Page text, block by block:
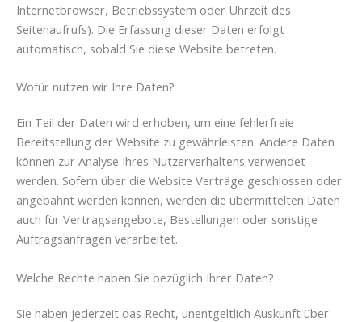
Internetbrowser, Betriebssystem oder Uhrzeit des
Seitenaufrufs). Die Erfassung dieser Daten erfolgt
automatisch, sobald Sie diese Website betreten.
Wofür nutzen wir Ihre Daten?
Ein Teil der Daten wird erhoben, um eine fehlerfreie
Bereitstellung der Website zu gewährleisten. Andere Daten
können zur Analyse Ihres Nutzerverhaltens verwendet
werden. Sofern über die Website Verträge geschlossen oder
angebahnt werden können, werden die übermittelten Daten
auch für Vertragsangebote, Bestellungen oder sonstige
Auftragsanfragen verarbeitet.
Welche Rechte haben Sie bezüglich Ihrer Daten?
Sie haben jederzeit das Recht, unentgeltlich Auskunft über